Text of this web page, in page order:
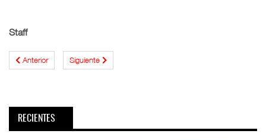
Staff
Anterior Siguiente
RECIENTES